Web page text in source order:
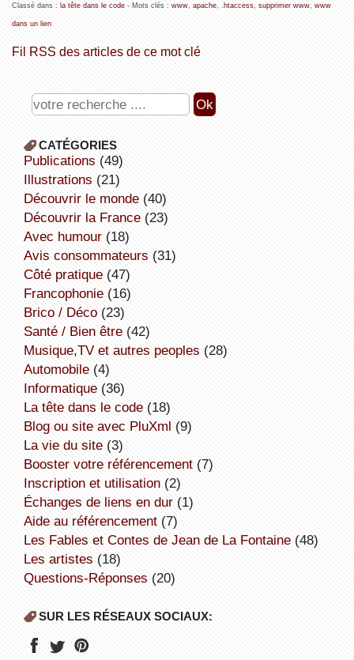
Classé dans : la tête dans le code- Mots clés : www, apache, .htaccess, supprimer www, www
dans un lien
Fil RSS des articles de ce mot clé
CATÉGORIES
publications (49)
illustrations (21)
découvrir le monde(40)
découvrir la France(23)
avec humour(18)
avis consommateurs (31)
côté pratique(47)
Francophonie(16)
Brico / Déco(23)
Santé / Bien être(42)
Musique,TV et autres peoples (28)
Automobile(4)
informatique(36)
la tête dans le code(18)
Blog ou site avec PluXml (9)
la vie du site(3)
booster votre référencement(7)
inscription et utilisation(2)
échanges de liens en dur(1)
aide au référencement(7)
Les Fables et Contes de Jean de La Fontaine(48)
Les artistes (18)
Questions-Réponses (20)
SUR LES RÉSEAUX SOCIAUX: